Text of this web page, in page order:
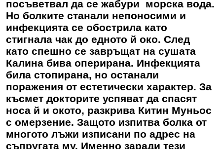
посъветвал да се жабури морска вода.
Но болките станали непоносими и
инфекцията се обострила като
стигнала чак до едното й око. След
като спешно се завръщат на сушата
Калина бива оперирана. Инфекцията
била стопирана, но останали
поражения от естетически характер. За
късмет докторите успяват да спасят
носа й и окото, разкрива Китин Муньос
с омерзение. Защото изпитва болка от
многото лъжи изписани по адрес на
съпругата му. Именно заради тези